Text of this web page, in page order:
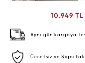
10.949
Aynı gün kargoya
Ücretsiz ve